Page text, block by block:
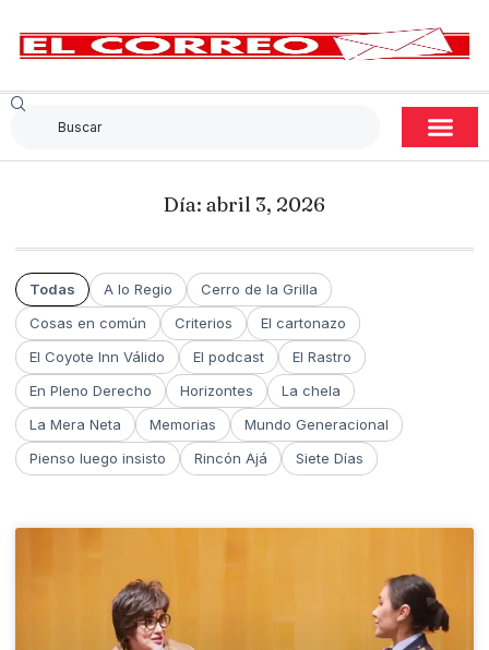
Día: abril 3, 2026
Todas A lo Regio
Cerro de la Grilla
Cosas en común
Criterios
El cartonazo
El Coyote Inn Válido
El podcast
El Rastro
En Pleno Derecho
Horizontes
La chela
La Mera Neta
Memorias
Mundo Generacional
Pienso luego insisto
Rincón Ajá Siete Días